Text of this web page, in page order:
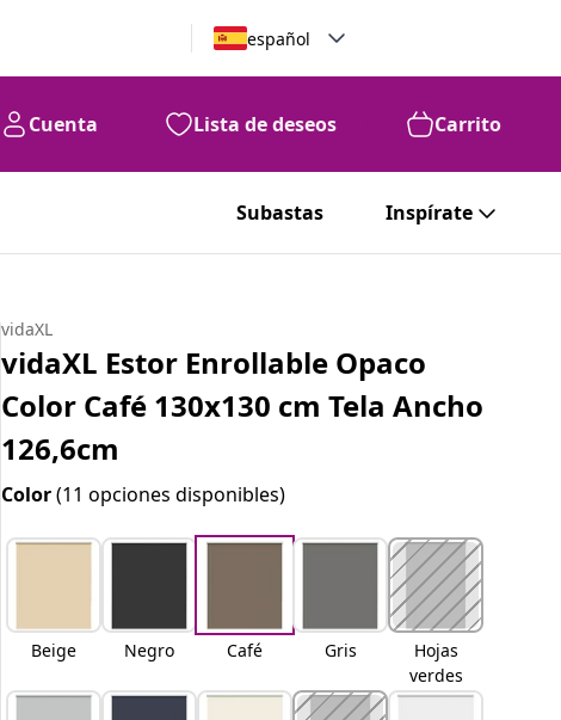
español
Cuenta Lista de deseos Carrito
Subastas Inspírate
vidaXL
vidaXL Estor Enrollable Opaco
Color Café 130x130 cm Tela Ancho
126,6cm
Color(11 opciones disponibles)
Beige Negro Café Gris
Hojas
verdes